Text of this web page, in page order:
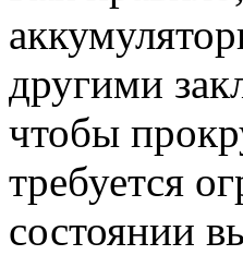
другими
чтобы
требуется
состоянии